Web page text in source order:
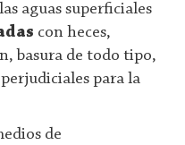
aguas superficiales
con heces,
basura de todo tipo,
para la
de